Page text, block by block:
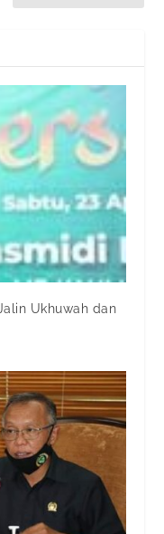
Ukhuwah dan